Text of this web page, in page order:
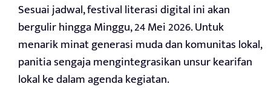
Sesuai jadwal, festival literasi digital ini akan
bergulir hingga Minggu, 24 Mei 2026. Untuk
menarik minat generasi muda dan komunitas lokal,
panitia sengaja mengintegrasikan unsur kearifan
lokal ke dalam agenda kegiatan.